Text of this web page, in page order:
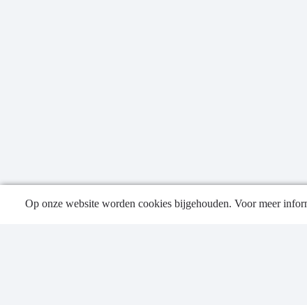
Op onze website worden cookies bijgehouden. Voor meer